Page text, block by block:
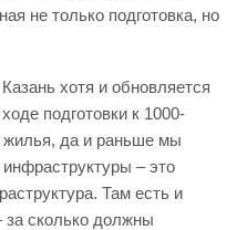
не только подготовка, но
хотя и обновляется
подготовки к 1000-
жилья, да и раньше мы
– это
Там есть и
за сколько должны